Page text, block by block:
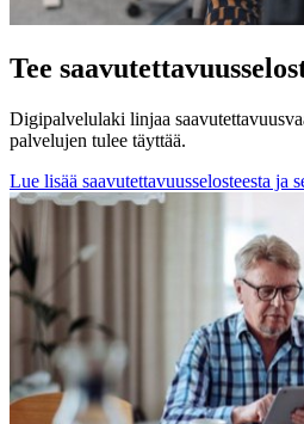
Tee
Digipalvelulaki linjaa
palvelujen tulee täyttää.
Lue lisää saavutettavuusselosteesta ja